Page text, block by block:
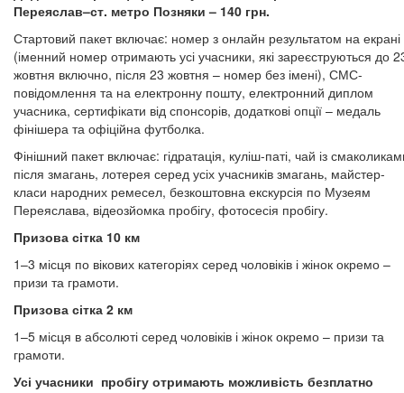
Переяслав–ст. метро Позняки – 140 грн.
Стартовий пакет включає: номер з онлайн результатом на екрані
(іменний номер отримають усі учасники, які зареєструються до
жовтня включно, після 23 жовтня – номер без імені), СМС-
повідомлення та на електронну пошту, електронний диплом
учасника, сертифікати від спонсорів, додаткові опції – медаль
фінішера та офіційна футболка.
Фінішний пакет включає: гідратація, куліш-паті, чай із
після змагань, лотерея серед усіх учасників змагань, майстер-
класи народних ремесел, безкоштовна екскурсія по Музеям
Переяслава, відеозйомка пробігу, фотосесія пробігу.
Призова сітка 10 км
1–3 місця по вікових категоріях серед чоловіків і жінок окремо –
призи та грамоти.
Призова сітка 2 км
1–5 місця в абсолюті серед чоловіків і жінок окремо – призи та
грамоти.
Усі учасники пробігу отримають можливість безплатно